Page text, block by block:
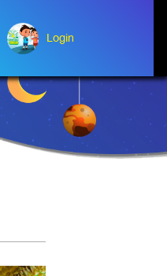
Login
Login